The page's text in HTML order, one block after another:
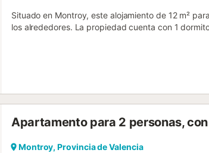
Situado en Montroy, este alojamiento de 12 m²
los alrededores. La propiedad cuenta con 1
lavavajillas, horno, placa de cocina, tostadora y
televisión de pantalla plana con servicios de
la calefacción garantizan una temperatura
suelos de baldosa y mármol. En el exterior, una
ciudad y del restaurante La Barraca. Un
alojamiento se sitúa a 1,5 km del Riu Magre, lo
Apartamento para 2 personas,
Montroy, Provincia de Valencia